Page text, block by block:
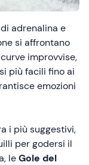
adrenalina e
si affrontano
improvvise,
più facili fino ai
emozioni
i più suggestivi,
per godersi il
leGole del